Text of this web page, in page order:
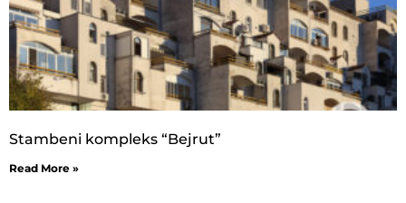
Stambeni kompleks “Bejrut”
Read More »